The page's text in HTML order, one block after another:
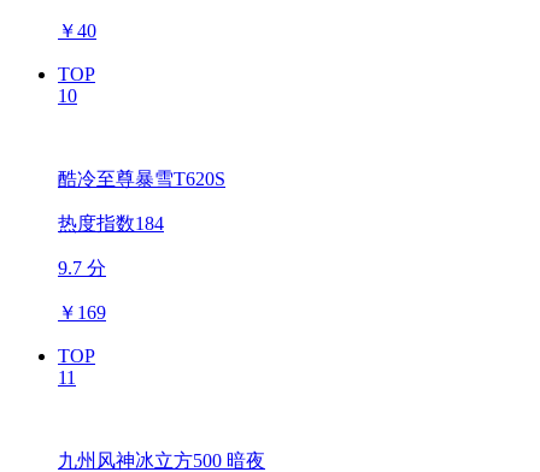
￥40
TOP
10
酷冷至尊暴雪T620S
热度指数184
9.7 分
￥ 169
TOP
11
九州风神冰立方500 暗夜